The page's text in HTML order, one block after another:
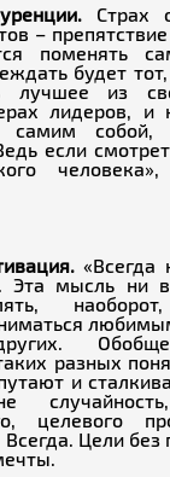
Страх
–
поменять
будет
лучшее из
лидеров, и
собой,
если
«Всегда
Эта мысль ни
разных
и
целевого
Цели без